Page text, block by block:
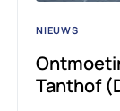
NIEUWS
Tanthof